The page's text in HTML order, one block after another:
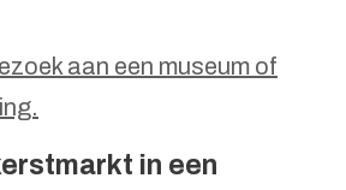
aan een museum of
in een